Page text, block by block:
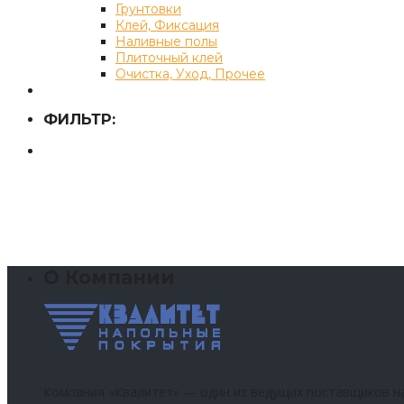
Грунтовки
Клей, Фиксация
Наливные полы
Плиточный клей
Очистка, Уход, Прочее
ФИЛЬТР: